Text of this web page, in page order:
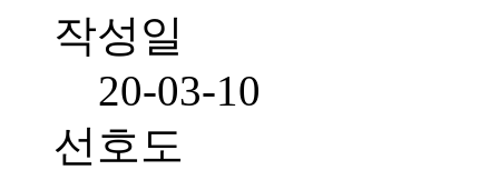
작성일
20-03-10
선호도